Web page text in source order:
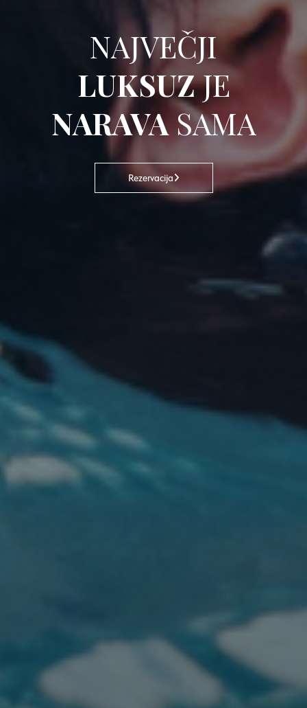
NAJVEČJI
LUKSUZJE
NARAVASAMA
Rezervacija